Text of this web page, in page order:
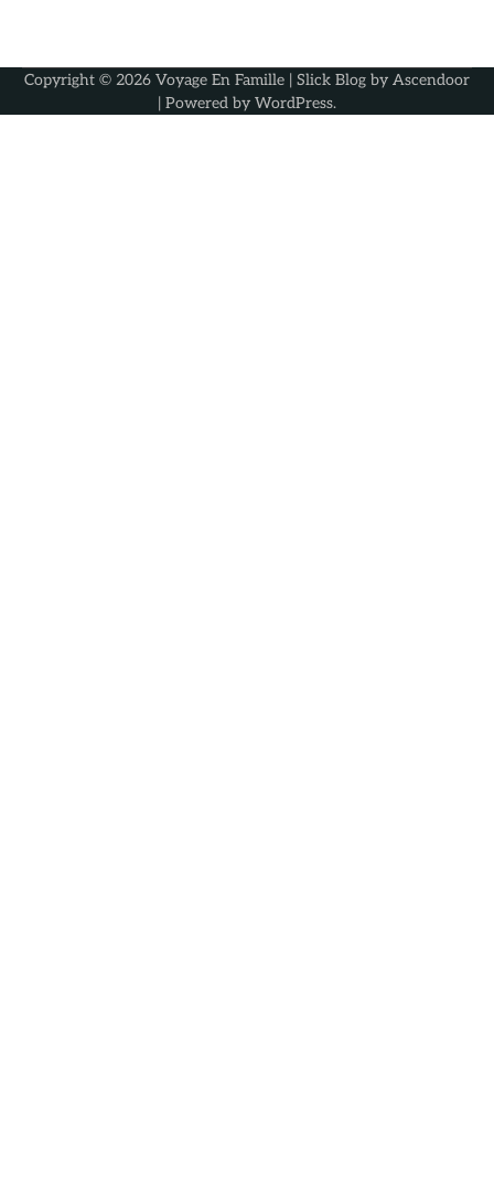
Copyright © 2026 Voyage En Famille | Slick Blog by Ascendoor
| Powered by WordPress.